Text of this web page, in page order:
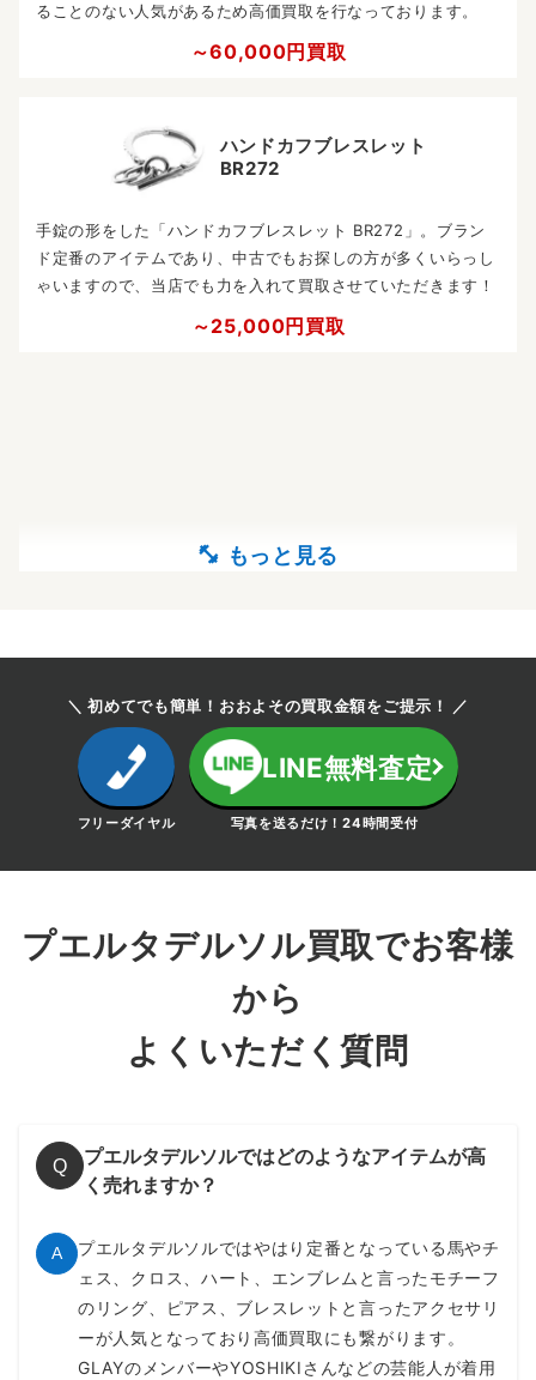
ることのない人気があるため高価買取を行なっております。
～60,000円買取
ハンドカフブレスレット
BR272
手錠の形をした「ハンドカフブレスレット BR272」。ブラン
ド定番のアイテムであり、中古でもお探しの方が多くいらっし
ゃいますので、当店でも力を入れて買取させていただきます！
～25,000円買取
＼ 初めてでも簡単！おおよその買取金額をご提示！ ／
フリーダイヤル
LINE無料査定
写真を送るだけ！24時間受付
プエルタデルソル買取でお客様
から
よくいただく質問
Q
プエルタデルソルではどのようなアイテムが高
く売れますか？
A
プエルタデルソルではやはり定番となっている馬やチ
ェス、クロス、ハート、エンブレムと言ったモチーフ
のリング、ピアス、ブレスレットと言ったアクセサリ
ーが人気となっており高価買取にも繋がります。
GLAYのメンバーやYOSHIKIさんなどの芸能人が着用